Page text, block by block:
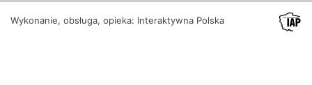
Wykonanie, obsługa, opieka: Interaktywna Polska